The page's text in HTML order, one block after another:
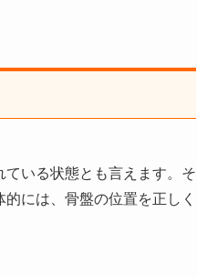
いる状態とも言えます。そ
には、骨盤の位置を正しく